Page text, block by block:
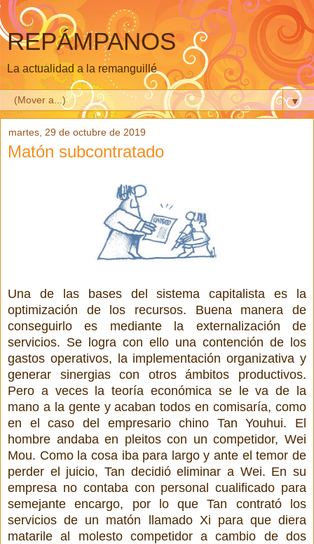
REPÁMPANOS
La actualidad a la remanguillé
▼
martes, 29 de octubre de 2019
Matón subcontratado
Una de las bases del sistema capitalista es la
optimización de los recursos. Buena manera de
conseguirlo es mediante la externalización de
servicios. Se logra con ello una contención de los
gastos operativos, la implementación organizativa y
generar sinergias con otros ámbitos productivos.
Pero a veces la teoría económica se le va de la
mano a la gente y acaban todos en comisaría, como
en el caso del empresario chino Tan Youhui. El
hombre andaba en pleitos con un competidor, Wei
Mou. Como la cosa iba para largo y ante el temor de
perder el juicio, Tan decidió eliminar a Wei. En su
empresa no contaba con personal cualificado para
semejante encargo, por lo que Tan contrató los
servicios de un matón llamado Xi para que diera
matarile al molesto competidor a cambio de dos